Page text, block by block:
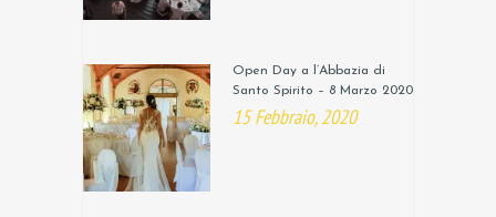
Open Day a l’Abbazia di
Santo Spirito – 8 Marzo 2020
15 Febbraio, 2020